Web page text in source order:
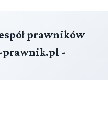
prawników
prawnik.pl -